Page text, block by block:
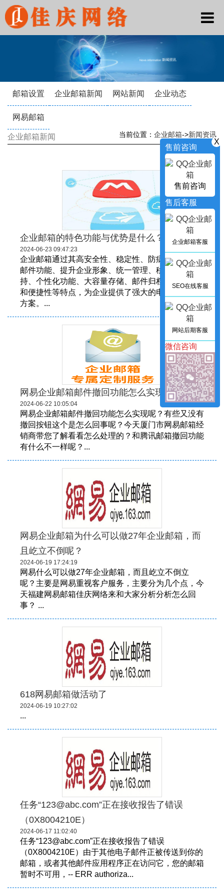
邮箱设置 企业邮箱新闻 网站新闻 企业动态
网易邮箱
企业邮箱新闻 当前位置： 企业邮箱->新闻资讯
企业邮箱的特色功能与优势是什么？
2024-06-23 09:47:23
企业邮箱通过其高安全性、稳定性、防病毒和反垃圾
邮件功能、提升企业形象、统一管理、移动办公支
持、个性化功能、大容量存储、邮件归档以及自动化
和便捷性等特点，为企业提供了强大的电子邮件解决
方案。...
网易企业邮箱邮件撤回功能怎么实现呢？
2024-06-22 10:05:04
网易企业邮箱邮件撤回功能怎么实现呢？有些又没有
撤回按钮这个是怎么回事呢？今天厦门市网易邮箱经
销商带您了解看看怎么处理的？和腾讯邮箱撤回功能
有什么不一样呢？...
网易企业邮箱为什么可以做27年企业邮箱，而
且屹立不倒呢？
2024-06-19 17:24:19
网易什么可以做27年企业邮箱，而且屹立不倒立
呢？主要是网易重视客户服务，主要分为几个点，今
天福建网易邮箱佳庆网络来和大家分析分析怎么回
事？ ...
618网易邮箱做活动了
2024-06-19 10:27:02
...
任务“123@abc.com”正在接收报告了错误
（0X8004210E）
2024-06-17 11:02:40
任务“123@abc.com”正在接收报告了错误
（0X8004210E）由于其他电子邮件正被传送到你的
邮箱，或者其他邮件应用程序正在访问它，您的邮箱
暂时不可用，-- ERR authoriza...
X
售前咨询
售前咨询
售后客服
企业邮箱客服
SEO在线客服
网站后期客服
微信咨询